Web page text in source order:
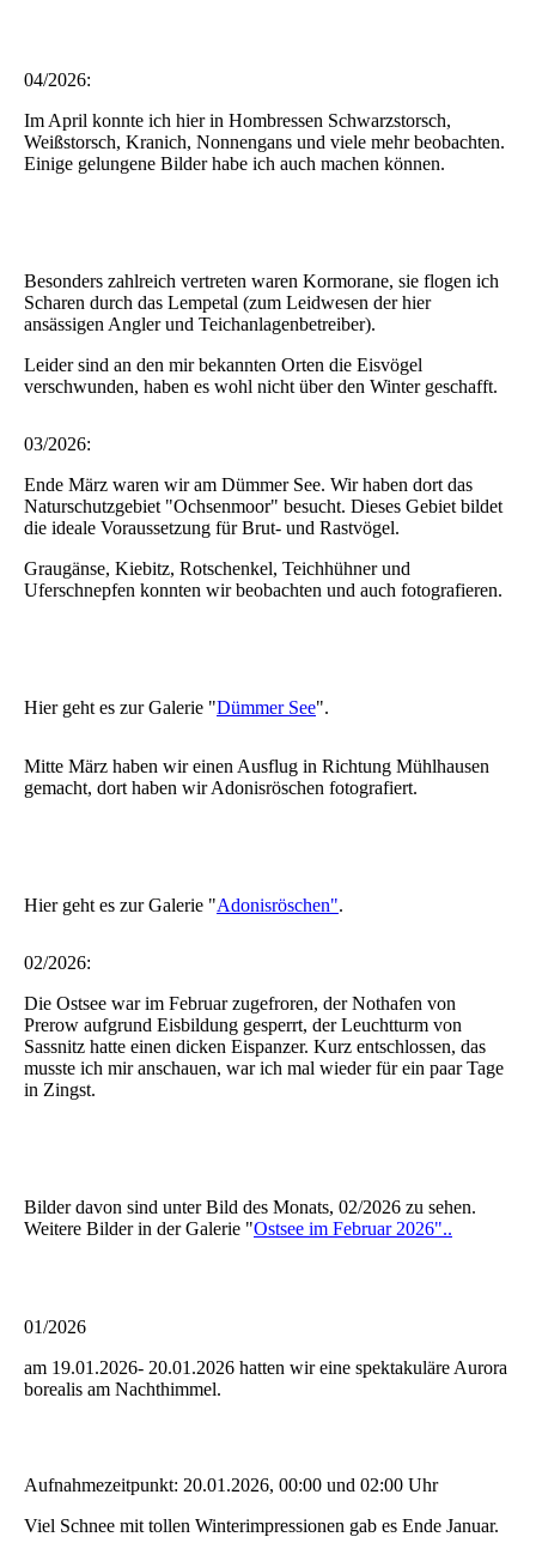
04/2026:
Im April konnte ich hier in Hombressen Schwarzstorsch,
Weißstorsch, Kranich, Nonnengans und viele mehr beobachten.
Einige gelungene Bilder habe ich auch machen können.
Besonders zahlreich vertreten waren Kormorane, sie flogen ich
Scharen durch das Lempetal (zum Leidwesen der hier
ansässigen Angler und Teichanlagenbetreiber).
Leider sind an den mir bekannten Orten die Eisvögel
verschwunden, haben es wohl nicht über den Winter geschafft.
03/2026:
Ende März waren wir am Dümmer See. Wir haben dort das
Naturschutzgebiet "Ochsenmoor" besucht. Dieses Gebiet bildet
die ideale Voraussetzung für Brut- und Rastvögel.
Graugänse, Kiebitz, Rotschenkel, Teichhühner und
Uferschnepfen konnten wir beobachten und auch fotografieren.
Hier geht es zur Galerie "Dümmer See".
Mitte März haben wir einen Ausflug in Richtung Mühlhausen
gemacht, dort haben wir Adonisröschen fotografiert.
Hier geht es zur Galerie "Adonisröschen".
02/2026:
Die Ostsee war im Februar zugefroren, der Nothafen von
Prerow aufgrund Eisbildung gesperrt, der Leuchtturm von
Sassnitz hatte einen dicken Eispanzer. Kurz entschlossen, das
musste ich mir anschauen, war ich mal wieder für ein paar Tage
in Zingst.
Bilder davon sind unter Bild des Monats, 02/2026 zu sehen.
Weitere Bilder in der Galerie "Ostsee im Februar 2026"..
01/2026
am 19.01.2026- 20.01.2026 hatten wir eine spektakuläre Aurora
borealis am Nachthimmel.
Aufnahmezeitpunkt: 20.01.2026, 00:00 und 02:00 Uhr
Viel Schnee mit tollen Winterimpressionen gab es Ende Januar.